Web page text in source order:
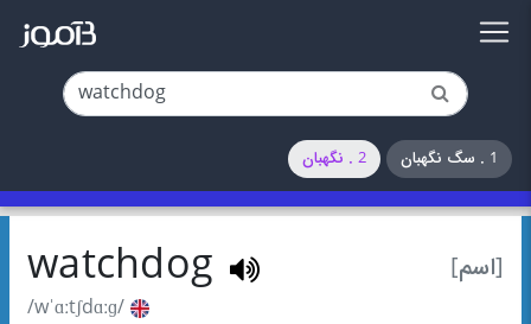
1 . سگ نگهبان 2 . نگهبان
[اسم] watchdog
/wˈɑːtʃdɑːɡ/